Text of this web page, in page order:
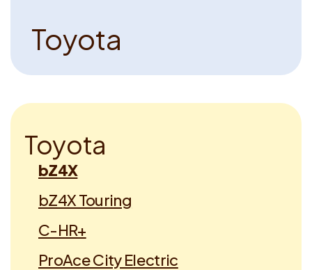
Toyota
Toyota
bZ4X
bZ4X Touring
C-HR+
ProAce City Electric